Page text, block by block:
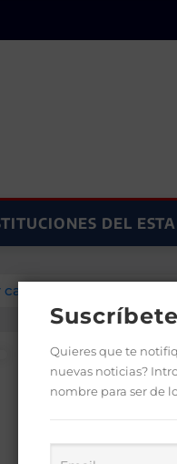
DEL
en SDE
Quieres que te
nuevas noticias?
nombre para ser de